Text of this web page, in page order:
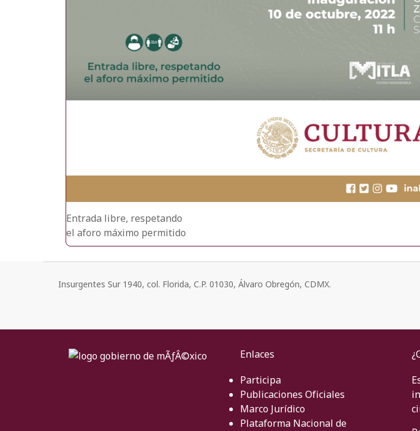
Entrada libre, respetando
el aforo máximo permitido
Insurgentes Sur 1940, col. Florida, C.P. 01030, Álvaro Obregón, CDMX.
Enlaces
Participa
Publicaciones Oficiales
Marco Jurídico
Plataforma Nacional de